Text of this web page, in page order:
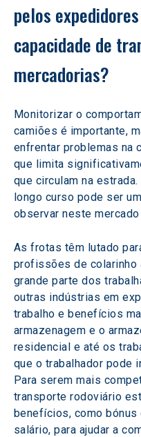
pelos
capacidade de
mercadorias?
Monitorizar o
camiões é importante,
enfrentar problemas na
que limita
que circulam na
longo curso pode ser
observar neste mercado
As frotas têm lutado
profissões de colarinho
grande parte dos
outras indústrias em
trabalho e benefícios
armazenagem e o
residencial e até os
que o trabalhador pode
Para serem mais
transporte rodoviário
benefícios, como bónus
salário, para ajudar a